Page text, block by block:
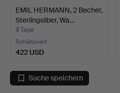
EMIL HERMANN, 2 Becher,
Sterlingsilber, Wa…
9 Tage
Schätzwert
422 USD
Suche speichern